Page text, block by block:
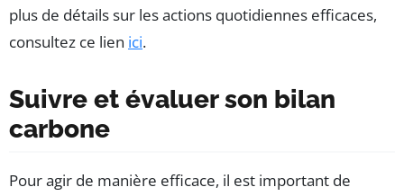
plus de détails sur les actions quotidiennes efficaces,
consultez ce lien ici.
Suivre et évaluer son bilan
carbone
Pour agir de manière efficace, il est important de